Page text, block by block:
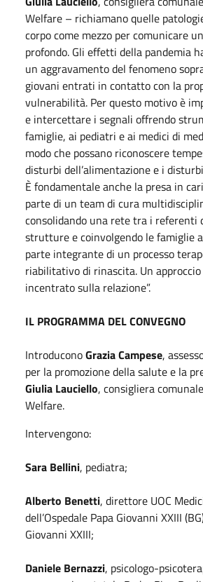
Welfare – richiamano quelle
corpo come mezzo per comunicare
profondo. Gli effetti della pandemia
un aggravamento del fenomeno
giovani entrati in contatto con la
vulnerabilità. Per questo motivo è
e intercettare i segnali offrendo
famiglie, ai pediatri e ai medici di
modo che possano riconoscere
disturbi dell’alimentazione e i
È fondamentale anche la presa in
parte di un team di cura
consolidando una rete tra i referenti
strutture e coinvolgendo le famiglie
parte integrante di un processo
riabilitativo di rinascita. Un
incentrato sulla relazione”.
IL PROGRAMMA DEL CONVEGNO
IntroduconoGrazia Campese,
per la promozione della salute e la
Giulia Lauciello, consigliera
Welfare.
Intervengono:
Sara Bellini, pediatra;
Alberto Benetti, direttore UOC
dell’Ospedale Papa Giovanni XXIII
Giovanni XXIII;
Daniele Bernazzi, psicologo-